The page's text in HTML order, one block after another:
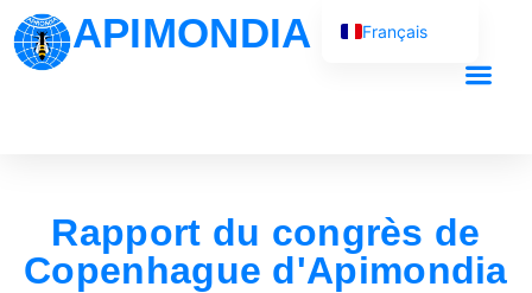
APIMONDIA
Rapport du congrès de
Copenhague d'Apimondia
Français
Русский